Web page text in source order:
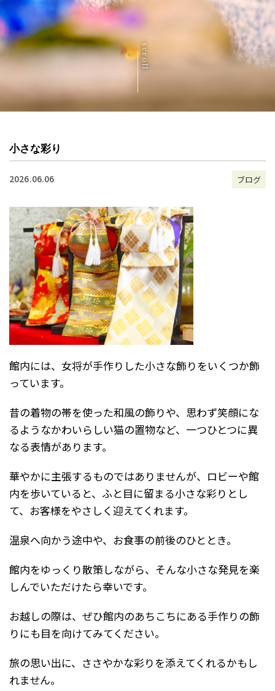
scroll
小さな彩り
ブログ
2026.06.06
館内には、女将が手作りした小さな飾りをいくつか飾
っています。
昔の着物の帯を使った和風の飾りや、思わず笑顔にな
るようなかわいらしい猫の置物など、一つひとつに異
なる表情があります。
華やかに主張するものではありませんが、ロビーや館
内を歩いていると、ふと目に留まる小さな彩りとし
て、お客様をやさしく迎えてくれます。
温泉へ向かう途中や、お食事の前後のひととき。
館内をゆっくり散策しながら、そんな小さな発見を楽
しんでいただけたら幸いです。
お越しの際は、ぜひ館内のあちこちにある手作りの飾
りにも目を向けてみてください。
旅の思い出に、ささやかな彩りを添えてくれるかもし
れません。